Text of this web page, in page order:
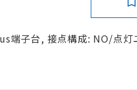
端子台, 接点構成: NO/点